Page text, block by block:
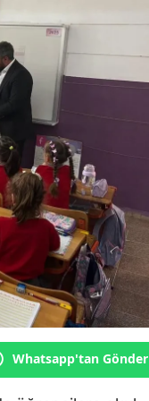
Whatsapp'tan Gönder